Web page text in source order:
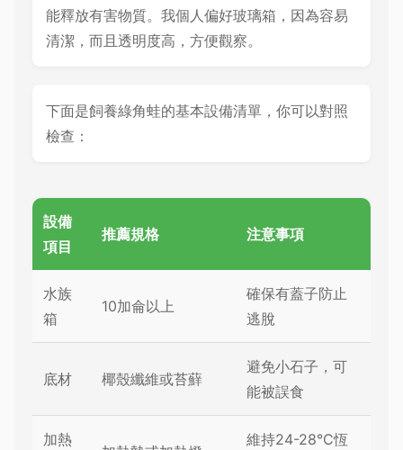
能釋放有害物質。我個人偏好玻璃箱，因為容易
清潔，而且透明度高，方便觀察。
下面是飼養綠角蛙的基本設備清單，你可以對照
檢查：
設備
項目
推薦規格 注意事項
水族
箱
10加侖以上
確保有蓋子防止
逃脫
底材 椰殼纖維或苔蘚
避免小石子，可
能被誤食
加熱 維持24-28°C恆